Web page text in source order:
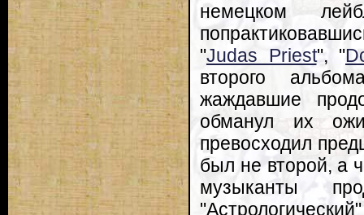
немецком
"Judas Priest", "
второго
жаждавшие
обманул их
превосходил
был не второй, а
музыканты